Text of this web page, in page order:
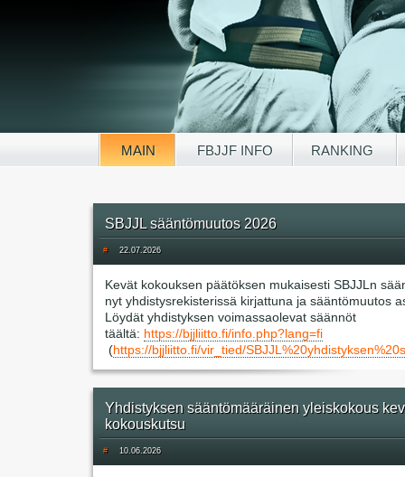
MAIN FBJJF INFO RANKING
SBJJL sääntömuutos 2026
# 22.07.2026
Kevät kokouksen päätöksen mukaisesti SBJJLn
nyt yhdistysrekisterissä kirjattuna ja sääntömuutos
Löydät yhdistyksen voimassaolevat säännöt
täältä: https://bjjliitto.fi/info.php?lang=fi
(https://bjjliitto.fi/vir_tied/
Yhdistyksen sääntömääräinen yleiskokous
kokouskutsu
# 10.06.2026